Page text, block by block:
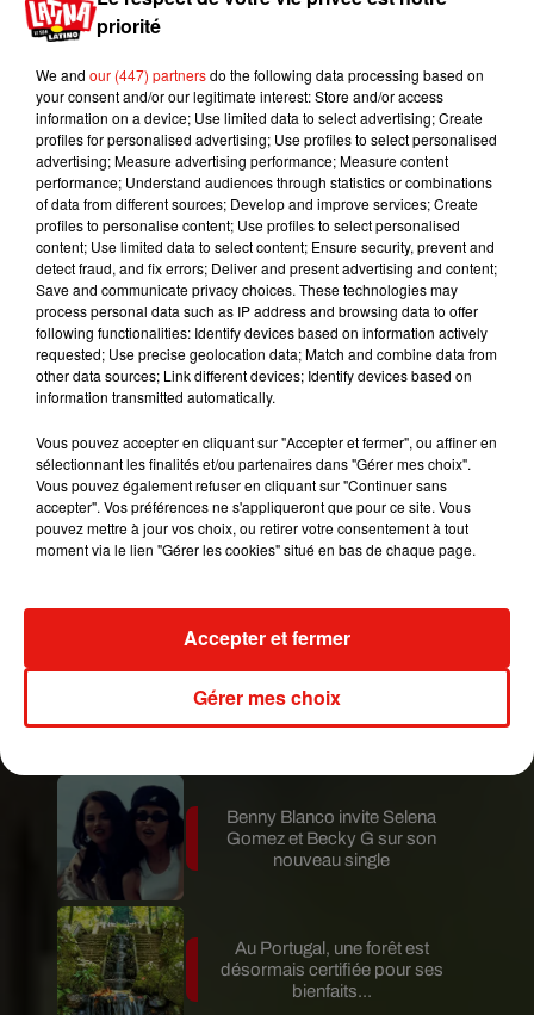
Publié : 19 juillet 2020 à 18h45 par Aurélie AMCN
habitable.
mais ces derniers lui ont réclamé de l’argent.
Comme le relateLe Parisien , Christian a donc
décidé de porter plainte pour « violation de
domicile » et « dégradation ou détérioration
volontaire du bien d’autrui causant un dommage
léger » et a pris contact avec un avocat, sans
réellement savoir quand il pourra enfin s’installer
dans sa nouvelle maison.
Mundo Latino
en Argentine, et en pleine...
Karol G dévoile la tracklist de
Au Guatemala, le volcan de
Benny Blanco invite Selena
Gomez et Becky G sur son
nouveau single
Au Portugal, une forêt est
désormais certifiée pour ses
bienfaits...
priorité
We and our (447) partnersdo the following data processing based on
your consent and/or our legitimate interest: Store and/or access
information on a device; Use limited data to select advertising; Create
profiles for personalised advertising; Use profiles to select personalised
advertising; Measure advertising performance; Measure content
performance; Understand audiences through statistics or combinations
of data from different sources; Develop and improve services; Create
profiles to personalise content; Use profiles to select personalised
content; Use limited data to select content; Ensure security, prevent and
detect fraud, and fix errors; Deliver and present advertising and content;
Save and communicate privacy choices. These technologies may
process personal data such as IP address and browsing data to offer
following functionalities: Identify devices based on information actively
requested; Use precise geolocation data; Match and combine data from
other data sources; Link different devices; Identify devices based on
information transmitted automatically.
Vous pouvez accepter en cliquant sur "Accepter et fermer", ou affiner en
sélectionnant les finalités et/ou partenaires dans "Gérer mes choix".
Vous pouvez également refuser en cliquant sur "Continuer sans
accepter". Vos préférences ne s'appliqueront que pour ce site. Vous
pouvez mettre à jour vos choix, ou retirer votre consentement à tout
moment via le lien "Gérer les cookies" situé en bas de chaque page.
Gérer mes choix
Accepter et fermer